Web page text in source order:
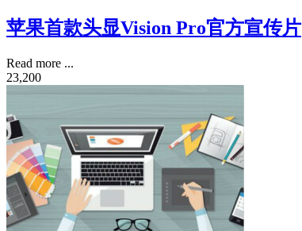
苹果首款头显Vision Pro官方宣传片
Read more ...
23,200